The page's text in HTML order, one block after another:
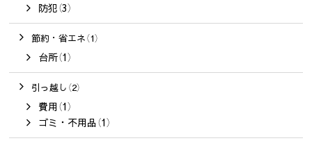
防犯（3）
節約・省エネ（1）
台所（1）
引っ越し（2）
費用（1）
ゴミ・不用品（1）